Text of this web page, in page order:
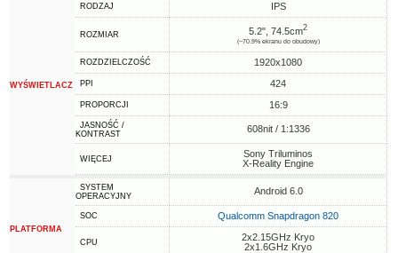
WYŚWIETLACZ
RODZAJ IPS
ROZMIAR 5.2", 74.5cm2
(~70.9% ekranu do obudowy)
ROZDZIELCZOŚĆ 1920x1080
PPI 424
PROPORCJI 16:9
JASNOŚĆ /
KONTRAST
608nit / 1:1336
WIĘCEJ
Sony Triluminos
X-Reality Engine
PLATFORMA
SYSTEM
OPERACYJNY
Android 6.0
SOC Qualcomm Snapdragon 820
CPU
2x2.15GHz Kryo
2x1.6GHz Kryo